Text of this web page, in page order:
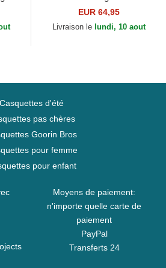
EUR 64,95
Livraison le lundi, 10 aout
Casquettes d'été
pas chères
Goorin Bros
pour femme
pour enfant
Moyens de paiement:
n'importe quelle carte de
paiement
PayPal
Transferts 24